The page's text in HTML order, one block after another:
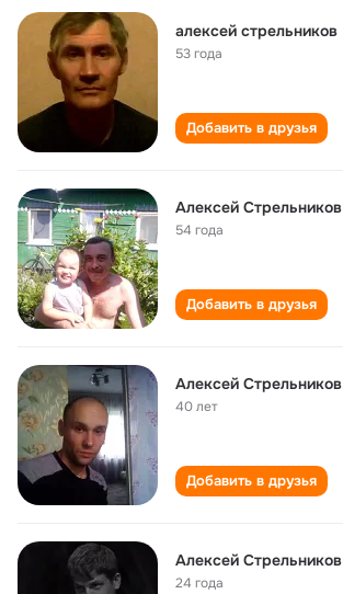
алексей стрельников
53 года
Добавить в друзья
Алексей Стрельников
54 года
Добавить в друзья
Алексей Стрельников
40 лет
Добавить в друзья
Алексей Стрельников
24 года